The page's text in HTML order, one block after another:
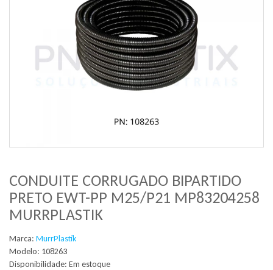
CONDUITE CORRUGADO BIPARTIDO
PRETO EWT-PP M25/P21 MP83204258
MURRPLASTIK
Marca: MurrPlastik
Modelo: 108263
Disponibilidade: Em estoque